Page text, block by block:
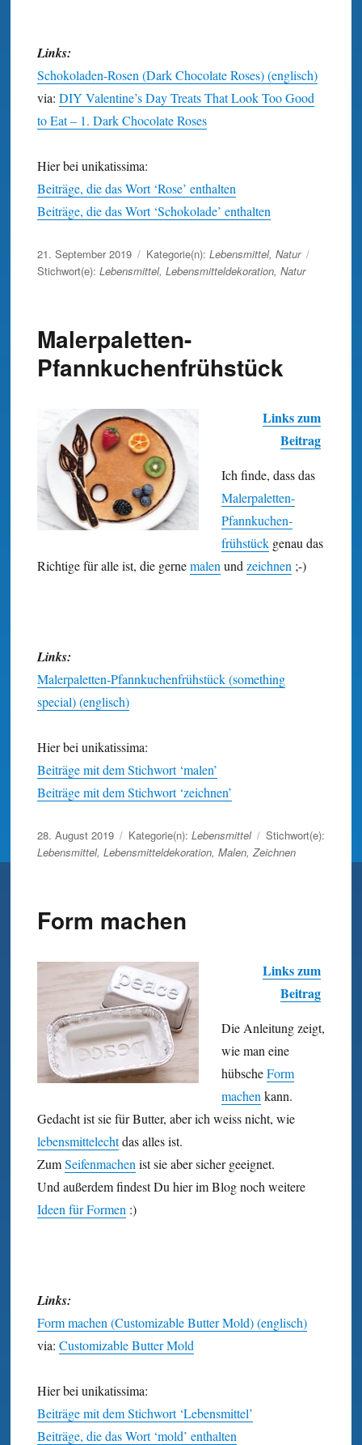
Links:
Schokoladen-Rosen (Dark Chocolate Roses) (englisch)
via: DIY Valentine’s Day Treats That Look Too Good
to Eat – 1. Dark Chocolate Roses
Hier bei unikatissima:
Beiträge, die das Wort ‘Rose’ enthalten
Beiträge, die das Wort ‘Schokolade’ enthalten
Veröffentlicht
am
21. September 2019 Kategorie(n): Lebensmittel, Natur
Stichwort(e): Lebensmittel, Lebensmitteldekoration, Natur
Malerpaletten-
Pfannkuchenfrühstück
Links zum
Beitrag
Ich finde, dass das
Maler­paletten-
Pfann­kuchen­
frühstückgenau das
Richtige für alle ist, die gernemalenundzeichnen;-)
Links:
Malerpaletten-Pfannkuchenfrühstück (something
special) (englisch)
Hier bei unikatissima:
Beiträge mit dem Stichwort ‘malen’
Beiträge mit dem Stichwort ‘zeichnen’
Veröffentlicht
am
28. August 2019 Kategorie(n): Lebensmittel
Stichwort(e):
Lebensmittel, Lebensmitteldekoration, Malen,Zeichnen
Form machen
Links zum
Beitrag
Die Anleitung zeigt,
wie man eine
hübscheForm
machenkann.
Gedacht ist sie für Butter, aber ich weiss nicht, wie
lebensmittelechtdas alles ist.
ZumSeifenmachenist sie aber sicher geeignet.
Und außerdem findest Du hier im Blog noch weitere
Ideen für Formen:)
Links:
Form machen (Customizable Butter Mold) (englisch)
via: Customizable Butter Mold
Hier bei unikatissima:
Beiträge mit dem Stichwort ‘Lebensmittel’
Beiträge, die das Wort ‘mold’ enthalten